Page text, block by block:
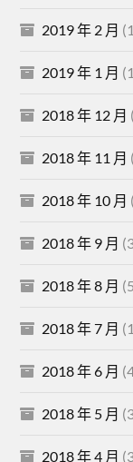
2019 年 2 月
2019 年 1 月
2018 年 12 月
2018 年 11 月
2018 年 10 月
2018 年 9 月
2018 年 8 月
2018 年 7 月
2018 年 6 月
2018 年 5 月
2018 年 4 月